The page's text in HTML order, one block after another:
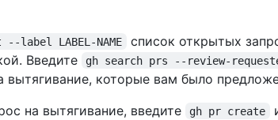
LABEL-NAME
список открытых
Введите
gh search prs --review-
вытягивание, которые вам было
на вытягивание, введите
gh pr create